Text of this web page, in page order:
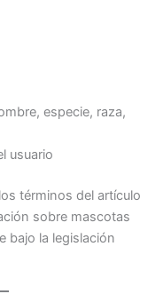
especie, raza,
usuario
términos del artículo
sobre mascotas
bajo la legislación